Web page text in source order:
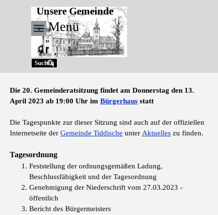
Unsere Gemeinde
Suchen
←Menü
Menü überspringen
Die 20. Gemeinderatsitzung findet am Donnerstag den 13.
April 2023 ab 19:00 Uhr im Bürgerhaus statt
Die Tagespunkte zur dieser Sitzung sind auch auf der offiziellen
Internetseite der Gemeinde Tiddische unter Aktuelles zu finden.
Tagesordnung
Feststellung der ordnungsgemäßen Ladung,
Beschlussfähigkeit und der Tagesordnung
Genehmigung der Niederschrift vom 27.03.2023 -
öffentlich
Bericht des Bürgermeisters